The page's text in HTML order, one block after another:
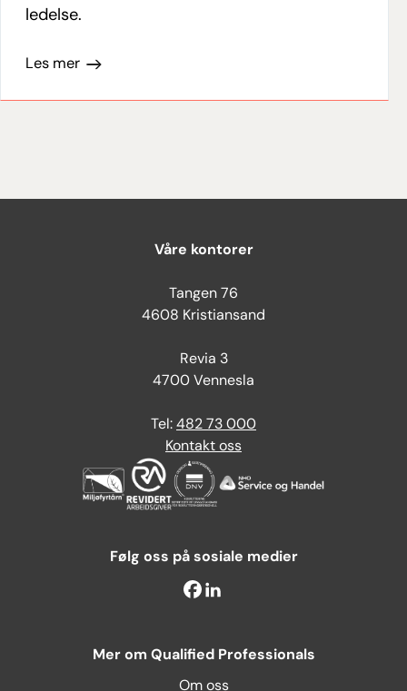
ledelse.
Les mer
Våre kontorer
Tangen 76
4608 Kristiansand
Revia 3
4700 Vennesla
Tel: 482 73 000
Kontakt oss
Følg oss på sosiale medier
Mer om Qualified Professionals
Om oss